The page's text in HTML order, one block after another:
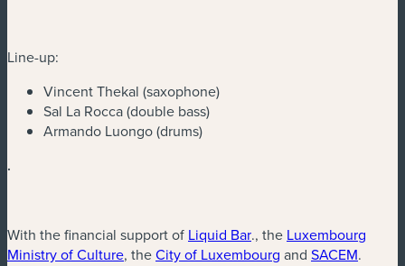
Line-up:
Vincent Thekal (saxophone)
Sal La Rocca (double bass)
Armando Luongo (drums)
.
With the financial support of Liquid Bar(neues Fenster)
., the Luxembourg
Ministry of Culture(neues Fenster)
, theCity of Luxembourg (neues Fenster)
and SACEM(neues
.